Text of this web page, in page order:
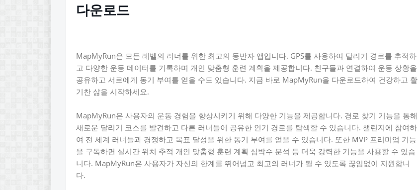
다운로드
MapMyRun은 모든 레벨의 러너를 위한 최고의 동반자 앱입니다. GPS를 사용하여 달리기 경로를 추적하
고 다양한 운동 데이터를 기록하며 개인 맞춤형 훈련 계획을 제공합니다. 친구들과 연결하여 운동 상황을
공유하고 서로에게 동기 부여를 얻을 수도 있습니다. 지금 바로 MapMyRun을 다운로드하여 건강하고 활
기찬 삶을 시작하세요.
MapMyRun은 사용자의 운동 경험을 향상시키기 위해 다양한 기능을 제공합니다. 경로 찾기 기능을 통해
새로운 달리기 코스를 발견하고 다른 러너들이 공유한 인기 경로를 탐색할 수 있습니다. 챌린지에 참여하
여 전 세계 러너들과 경쟁하고 목표 달성을 위한 동기 부여를 얻을 수 있습니다. 또한 MVP 프리미엄 기능
을 구독하면 실시간 위치 추적 개인 맞춤형 훈련 계획 심박수 분석 등 더욱 강력한 기능을 사용할 수 있습
니다. MapMyRun은 사용자가 자신의 한계를 뛰어넘고 최고의 러너가 될 수 있도록 끊임없이 지원합니
다.